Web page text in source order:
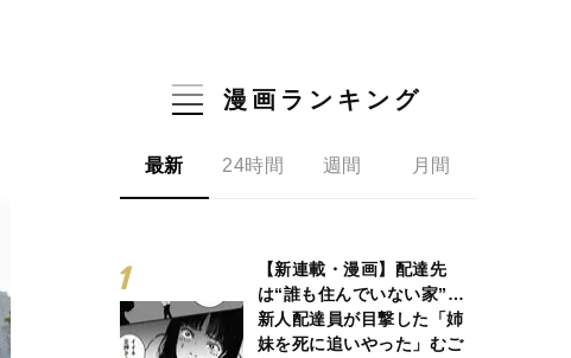
漫画ランキング
最新 24時間 週間 月間
【新連載・漫画】配達先
は“誰も住んでいない家”…
新人配達員が目撃した「姉
妹を死に追いやった」むご